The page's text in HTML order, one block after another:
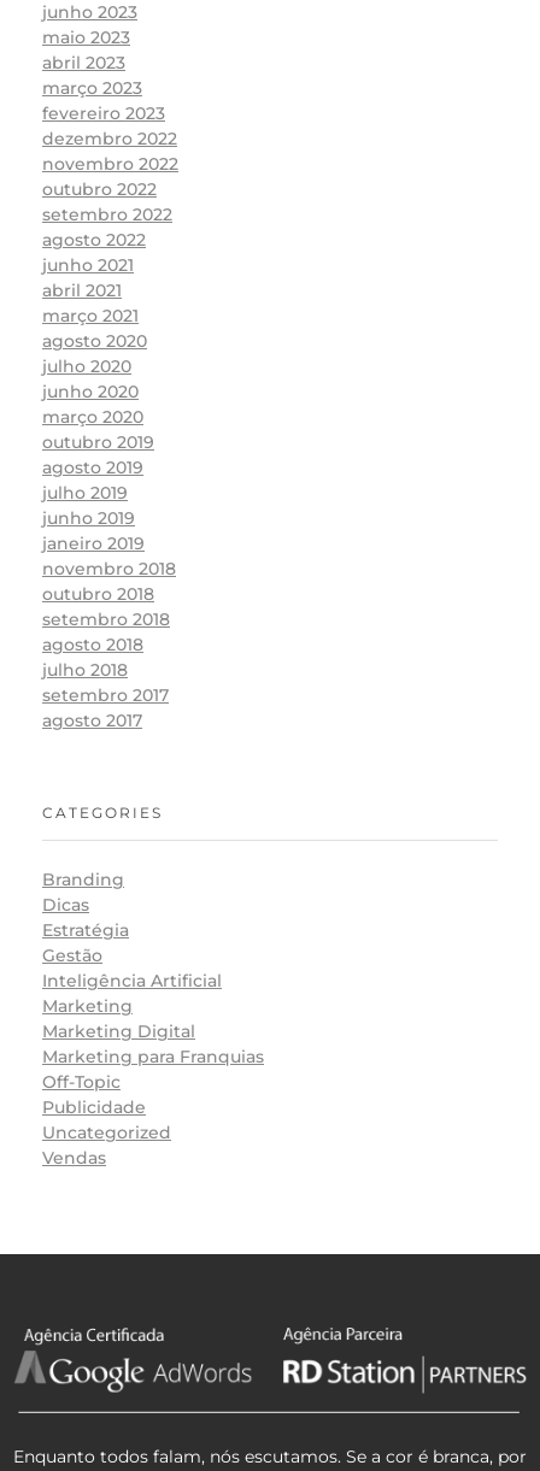
junho 2023
maio 2023
abril 2023
março 2023
fevereiro 2023
dezembro 2022
novembro 2022
outubro 2022
setembro 2022
agosto 2022
junho 2021
abril 2021
março 2021
agosto 2020
julho 2020
junho 2020
março 2020
outubro 2019
agosto 2019
julho 2019
junho 2019
janeiro 2019
novembro 2018
outubro 2018
setembro 2018
agosto 2018
julho 2018
setembro 2017
agosto 2017
CATEGORIES
Branding
Dicas
Estratégia
Gestão
Inteligência Artificial
Marketing
Marketing Digital
Marketing para Franquias
Off-Topic
Publicidade
Uncategorized
Vendas
Enquanto todos falam, nós escutamos. Se a cor é branca, por